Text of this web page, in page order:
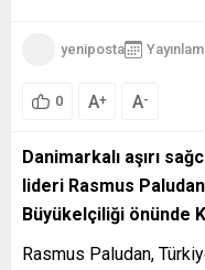
yeniposta
0 A+ A-
Danimarkalı aşırı
lideri Rasmus
Büyükelçiliği önünde
Rasmus Paludan,